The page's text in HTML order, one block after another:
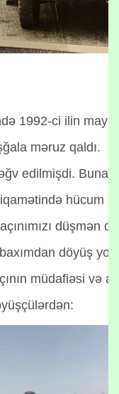
1992-ci ilin may
məruz qaldı.
edilmişdi. Buna
hücum
düşmən
döyüş
müdafiəsi və